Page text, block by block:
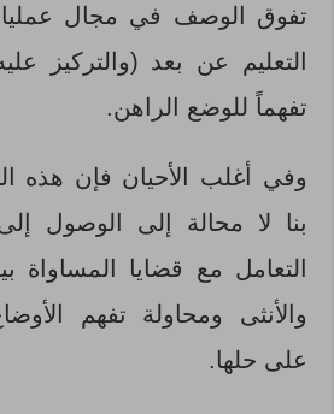
تفوق الوصف في مجال
التعليم عن بعد (والتركيز
تفهماً للوضع الراهن.
وفي أغلب الأحيان فإن
بنا لا محالة إلى الوصول
التعامل مع قضايا المساواة
والأنثى ومحاولة تفهم
على حلها.